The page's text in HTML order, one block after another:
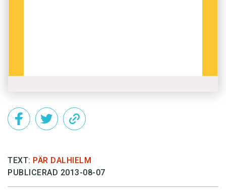
TEXT: PÄR DALHIELM
PUBLICERAD 2013-08-07